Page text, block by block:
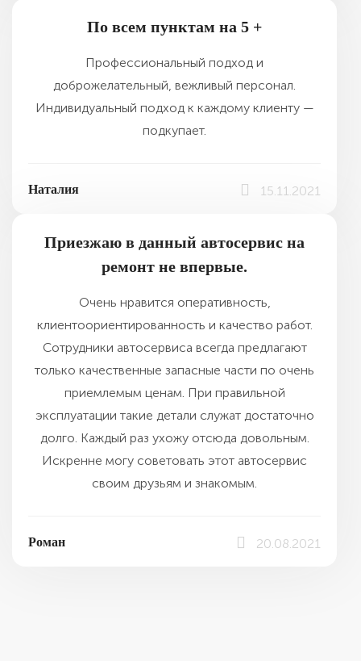
По всем пунктам на 5 +
Профессиональный подход и
доброжелательный, вежливый персонал.
Индивидуальный подход к каждому клиенту —
подкупает.
Наталия 15.11.2021
Приезжаю в данный автосервис на
ремонт не впервые.
Очень нравится оперативность,
клиентоориентированность и качество работ.
Сотрудники автосервиса всегда предлагают
только качественные запасные части по очень
приемлемым ценам. При правильной
эксплуатации такие детали служат достаточно
долго. Каждый раз ухожу отсюда довольным.
Искренне могу советовать этот автосервис
своим друзьям и знакомым.
Роман 20.08.2021